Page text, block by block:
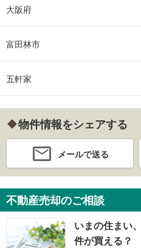
大阪府
富田林市
五軒家
物件情報をシェアする
メールで送る
不動産売却のご相談
いまの住まい
件が買える？